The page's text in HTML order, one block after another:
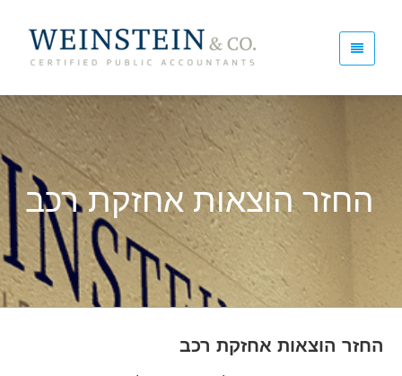
החזר הוצאות אחזקת רכב
החזר הוצאות אחזקת רכב